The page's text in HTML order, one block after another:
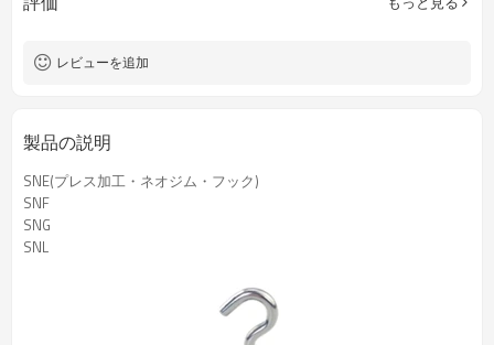
レビューを追加
製品の説明
SNE(プレス加工・ネオジム・フック)
SNF
SNG
SNL